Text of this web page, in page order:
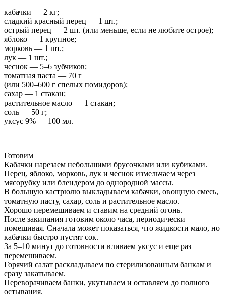
кабачки — 2 кг;
сладкий красный перец — 1 шт.;
острый перец — 2 шт. (или меньше, если не любите острое);
яблоко — 1 крупное;
морковь — 1 шт.;
лук — 1 шт.;
чеснок — 5–6 зубчиков;
томатная паста — 70 г
(или 500–600 г спелых помидоров);
сахар — 1 стакан;
растительное масло — 1 стакан;
соль — 50 г;
уксус 9% — 100 мл.
Готовим
Кабачки нарезаем небольшими брусочками или кубиками.
Перец, яблоко, морковь, лук и чеснок измельчаем через
мясорубку или блендером до однородной массы.
В большую кастрюлю выкладываем кабачки, овощную смесь,
томатную пасту, сахар, соль и растительное масло.
Хорошо перемешиваем и ставим на средний огонь.
После закипания готовим около часа, периодически
помешивая. Сначала может показаться, что жидкости мало, но
кабачки быстро пустят сок.
За 5–10 минут до готовности вливаем уксус и еще раз
перемешиваем.
Горячий салат раскладываем по стерилизованным банкам и
сразу закатываем.
Переворачиваем банки, укутываем и оставляем до полного
остывания.